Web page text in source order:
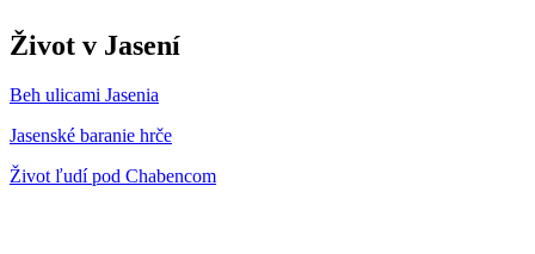
Život v Jasení
Beh ulicami Jasenia
Jasenské baranie hrče
Život ľudí pod Chabencom